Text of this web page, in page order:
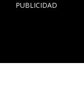
PUBLICIDAD